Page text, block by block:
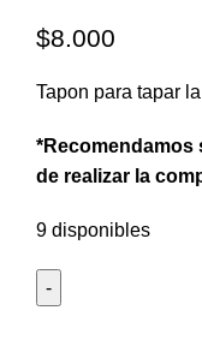
$8.000
Tapon para tapar
*Recomendamos
de realizar la
9 disponibles